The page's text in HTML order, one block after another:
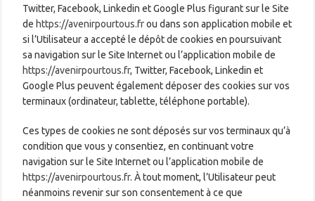
Twitter, Facebook, Linkedin et Google Plus figurant sur le Site
dehttps://avenirpourtous.frou dans son application mobile et
si l’Utilisateur a accepté le dépôt de cookies en poursuivant
sa navigation sur le Site Internet ou l’application mobile de
https://avenirpourtous.fr, Twitter, Facebook, Linkedin et
Google Plus peuvent également déposer des cookies sur vos
terminaux (ordinateur, tablette, téléphone portable).
Ces types de cookies ne sont déposés sur vos terminaux qu’à
condition que vous y consentiez, en continuant votre
navigation sur le Site Internet ou l’application mobile de
https://avenirpourtous.fr. À tout moment, l’Utilisateur peut
néanmoins revenir sur son consentement à ce que